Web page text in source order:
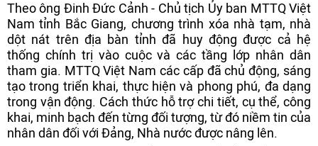
Theo ông Đinh Đức Cảnh - Chủ tịch Ủy ban MTTQ Việt
Nam tỉnh Bắc Giang, chương trình xóa nhà tạm, nhà
dột nát trên địa bàn tỉnh đã huy động được cả hệ
thống chính trị vào cuộc và các tầng lớp nhân dân
tham gia. MTTQ Việt Nam các cấp đã chủ động, sáng
tạo trong triển khai, thực hiện và phong phú, đa dạng
trong vận động. Cách thức hỗ trợ chi tiết, cụ thể, công
khai, minh bạch đến từng đối tượng, từ đó niềm tin của
nhân dân đối với Đảng, Nhà nước được nâng lên.